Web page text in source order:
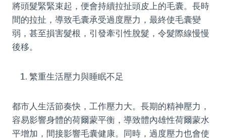
將頭髮緊緊束起，便會持續拉扯頭皮上的毛囊。長時
間的拉扯，導致毛囊承受過度壓力，最終使毛囊變
弱，甚至損害髮根，引發牽引性脫髮，令髮際線慢慢
後移。
繁重生活壓力與睡眠不足
都市人生活節奏快，工作壓力大。長期的精神壓力，
容易影響身體的荷爾蒙平衡，導致體內雄性荷爾蒙水
平增加，間接影響毛囊健康。同時，過度壓力也會使